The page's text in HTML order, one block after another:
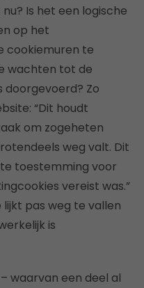
Is het een logische
op het
cookiemuren te
wachten tot de
doorgevoerd? Zo
“Dit houdt
om zogeheten
weg valt. Dit
toestemming voor
vereist was.”
pas weg te vallen
is
waarvan een deel al